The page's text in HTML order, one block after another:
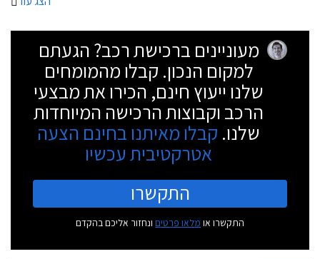
מעוניינים ברכישת רכב? הגעתם
למקום הנכון. קבלו מהמומחים
שלנו ייעוץ חינם, הכירו את מבצעי
הרכב וקבוצות הרכישה המיוחדות
שלנו. קבלו מאיתנו בחינם הצעה
אטרקטיבית עכשיו
התקשרו
התקשרו או מלאו פרטים ונחזור אליכם בהקדם